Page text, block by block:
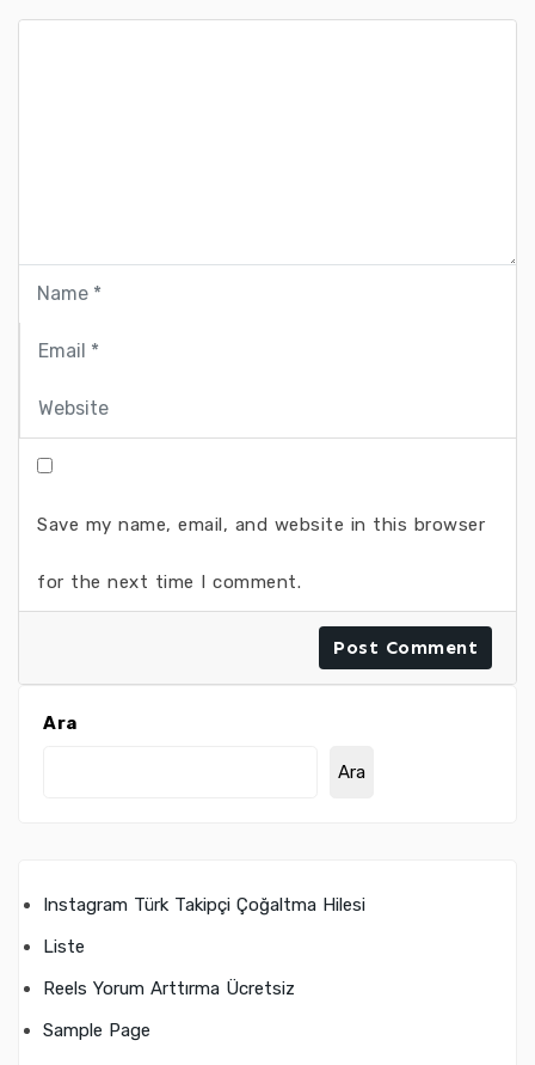
Save my name, email, and website in this browser
for the next time I comment.
Ara
Ara
Instagram Türk Takipçi Çoğaltma Hilesi
Liste
Reels Yorum Arttırma Ücretsiz
Sample Page